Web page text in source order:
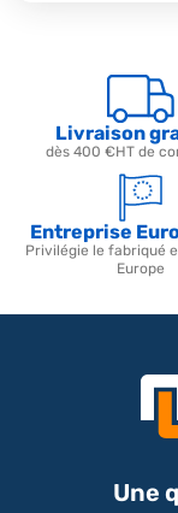
Livraison
dès 400 €HT de
Entreprise
Privilégie le fabriqué
Europe
Une